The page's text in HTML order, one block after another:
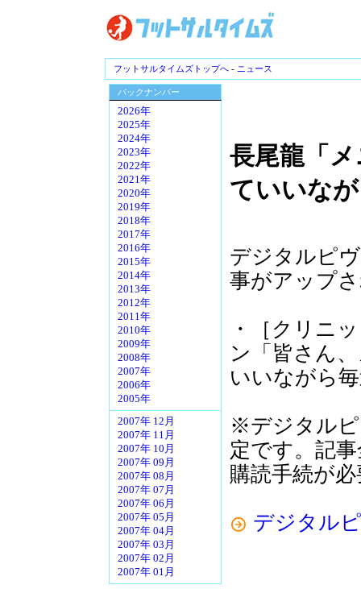
フットサルタイムズトップへ - ニュース
バックナンバー
2026年
2025年
2024年
2023年
2022年
2021年
2020年
2019年
2018年
2017年
2016年
2015年
2014年
2013年
2012年
2011年
2010年
2009年
2008年
2007年
2006年
2005年
2007年 12月
2007年 11月
2007年 10月
2007年 09月
2007年 08月
2007年 07月
2007年 06月
2007年 05月
2007年 04月
2007年 03月
2007年 02月
2007年 01月
長尾龍「
ていいな
デジタルピ
事がアップ
・［クリニ
ン「皆さん
いいながら
※デジタルピ
定です。記
購読手続が
デジタル